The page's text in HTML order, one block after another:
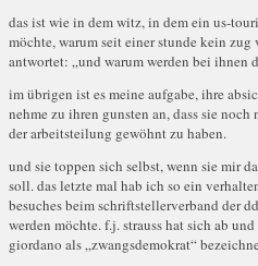
das ist wie in dem witz, in dem ein us-
möchte, warum seit einer stunde kein
antwortet: „und warum werden bei ihnen
im übrigen ist es meine aufgabe, ihre
nehme zu ihren gunsten an, dass sie
der arbeitsteilung gewöhnt zu haben.
und sie toppen sich selbst, wenn sie mir
soll. das letzte mal hab ich so ein
besuches beim schriftstellerverband der
werden möchte. f.j. strauss hat sich ab
giordano als „zwangsdemokrat“